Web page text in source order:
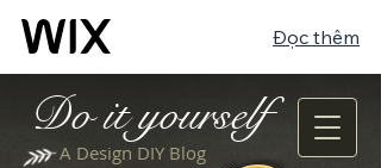
Đọc thêm